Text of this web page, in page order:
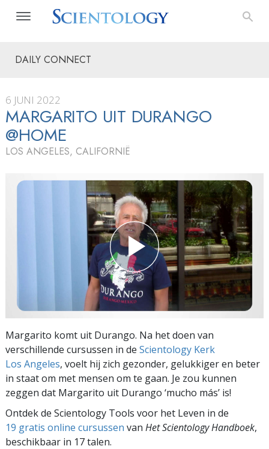
DAILY CONNECT
6 JUNI 2022
MARGARITO UIT DURANGO
@HOME
LOS ANGELES, CALIFORNIË
Margarito komt uit Durango. Na het doen van
verschillende cursussen in de Scientology Kerk
Los Angeles, voelt hij zich gezonder, gelukkiger en beter
in staat om met mensen om te gaan. Je zou kunnen
zeggen dat Margarito uit Durango ‘mucho más’ is!
Ontdek de Scientology Tools voor het Leven in de
19 gratis online cursussen van Het Scientology Handboek,
beschikbaar in 17 talen.